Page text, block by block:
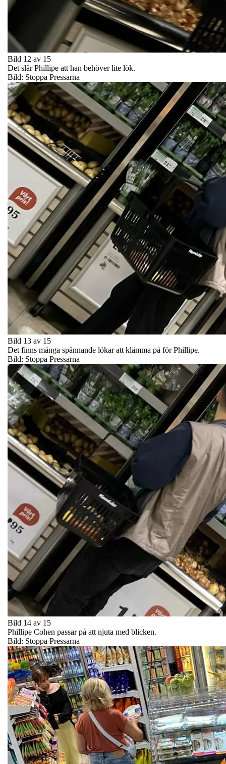
Bild 12 av 15
Det slår Phillipe att han behöver lite lök.
Bild: Stoppa Pressarna
Bild 13 av 15
Det finns många spännande lökar att klämma på för Phillipe.
Bild: Stoppa Pressarna
Bild 14 av 15
Phillipe Cohen passar på att njuta med blicken.
Bild: Stoppa Pressarna